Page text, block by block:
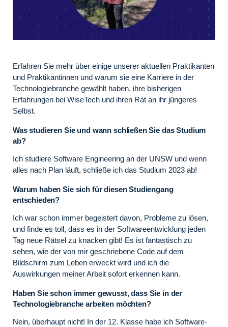
Erfahren Sie mehr über einige unserer aktuellen Praktikanten
und Praktikantinnen und warum sie eine Karriere in der
Technologiebranche gewählt haben, ihre bisherigen
Erfahrungen bei WiseTech und ihren Rat an ihr jüngeres
Selbst.
Was studieren Sie und wann schließen Sie das Studium
ab?
Ich studiere Software Engineering an der UNSW und wenn
alles nach Plan läuft, schließe ich das Studium 2023 ab!
Warum haben Sie sich für diesen Studiengang
entschieden?
Ich war schon immer begeistert davon, Probleme zu lösen,
und finde es toll, dass es in der Softwareentwicklung jeden
Tag neue Rätsel zu knacken gibt! Es ist fantastisch zu
sehen, wie der von mir geschriebene Code auf dem
Bildschirm zum Leben erweckt wird und ich die
Auswirkungen meiner Arbeit sofort erkennen kann.
Haben Sie schon immer gewusst, dass Sie in der
Technologiebranche arbeiten möchten?
Nein, überhaupt nicht! In der 12. Klasse habe ich Software-